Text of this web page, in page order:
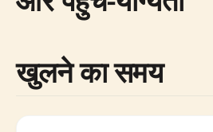
खुलने का समय